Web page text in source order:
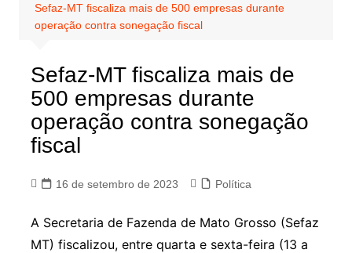
Sefaz-MT fiscaliza mais de 500 empresas durante
operação contra sonegação fiscal
Sefaz-MT fiscaliza mais de
500 empresas durante
operação contra sonegação
fiscal
16 de setembro de 2023 Política
A Secretaria de Fazenda de Mato Grosso (Sefaz
MT) fiscalizou, entre quarta e sexta-feira (13 a